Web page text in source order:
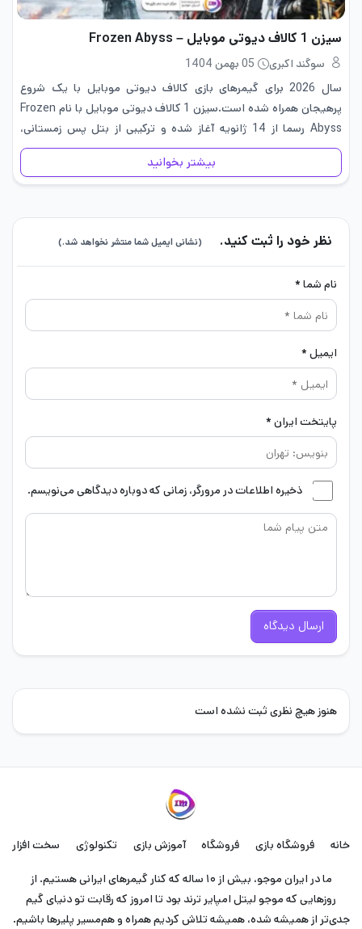
سیزن 1 کالاف دیوتی موبایل – Frozen Abyss
سوگند اکبری
05 بهمن 1404
سال 2026 برای گیمرهای بازی کالاف دیوتی موبایل با یک شروع
پرهیجان همراه شده است.سیزن 1 کالاف دیوتی موبایل با نام Frozen
Abyss رسما از 14 ژانویه آغاز شده و ترکیبی از بتل پس زمستانی،
رویدادهای بزرگ، سلاح جدید و…
بیشتر بخوانید
نظر خود را ثبت کنید. (نشانی ایمیل شما منتشر نخواهد شد.)
نام شما *
ایمیل *
پایتخت ایران *
ذخیره اطلاعات در مرورگر، زمانی که دوباره دیدگاهی می‌نویسم.
ارسال دیدگاه
هنوز هیچ نظری ثبت نشده است
خانه فروشگاه بازی فروشگاه آموزش بازی تکنولوژی سخت افزار
ما در ایران موجو، بیش از ۱۰ ساله که کنار گیمرهای ایرانی هستیم. از
روزهایی که موجو لیتل امپایر ترند بود تا امروز که رقابت تو دنیای گیم
جدی‌تر از همیشه شده، همیشه تلاش کردیم همراه و هم‌مسیر پلیرها باشیم.